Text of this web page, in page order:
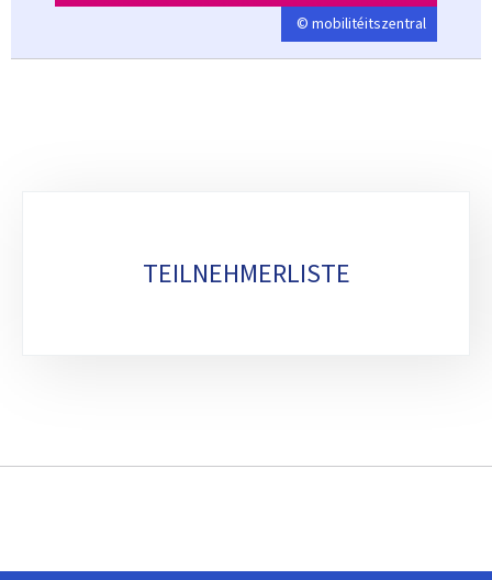
© mobilitéitszentral
TEILNEHMERLISTE